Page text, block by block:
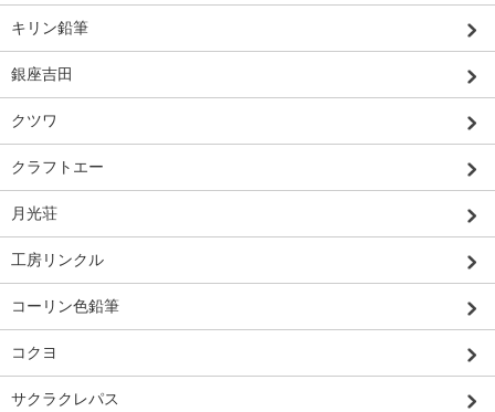
キリン鉛筆
銀座吉田
クツワ
クラフトエー
月光荘
工房リンクル
コーリン色鉛筆
コクヨ
サクラクレパス